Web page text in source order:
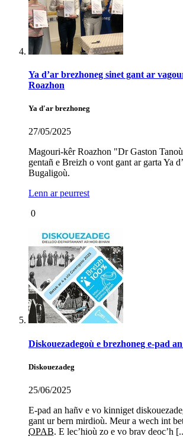
Ya d’ar brezhoneg sinet gant ar
Roazhon
Ya d'ar brezhoneg
27/05/2025
Magouri-kêr Roazhon "Dr Gaston
gentañ e Breizh o vont gant ar garta Ya
Bugaligoù.
Lenn ar peurrest
0
Diskouezadegoù e brezhoneg e-pad
Diskouezadeg
25/06/2025
E-pad an hañv e vo kinniget
gant ur bern mirdioù. Meur a wech int
OPAB. E lec’hioù zo e vo brav deoc’h